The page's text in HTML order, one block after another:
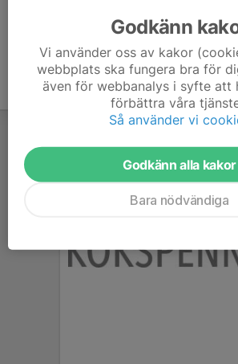
Godkänn
Vi använder oss av kakor
webbplats ska fungera bra för
även för webbanalys i syfte att
förbättra våra
Så använder vi
Godkänn alla kakor
Bara nödvändiga